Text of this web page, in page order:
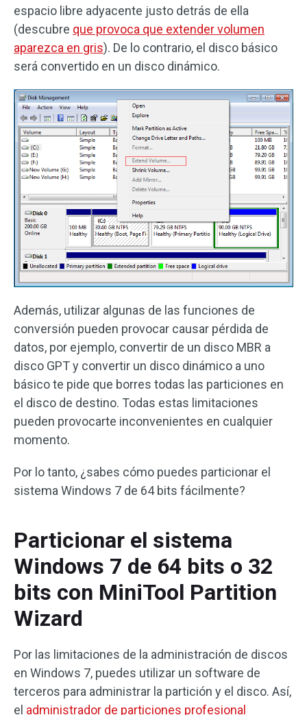
espacio libre adyacente justo detrás de ella
(descubre que provoca que extender volumen
aparezca en gris). De lo contrario, el disco básico
será convertido en un disco dinámico.
Además, utilizar algunas de las funciones de
conversión pueden provocar causar pérdida de
datos, por ejemplo, convertir de un disco MBR a
disco GPT y convertir un disco dinámico a uno
básico te pide que borres todas las particiones en
el disco de destino. Todas estas limitaciones
pueden provocarte inconvenientes en cualquier
momento.
Por lo tanto, ¿sabes cómo puedes particionar el
sistema Windows 7 de 64 bits fácilmente?
Particionar el sistema
Windows 7 de 64 bits o 32
bits con MiniTool Partition
Wizard
Por las limitaciones de la administración de discos
en Windows 7, puedes utilizar un software de
terceros para administrar la partición y el disco. Así,
el administrador de particiones profesional